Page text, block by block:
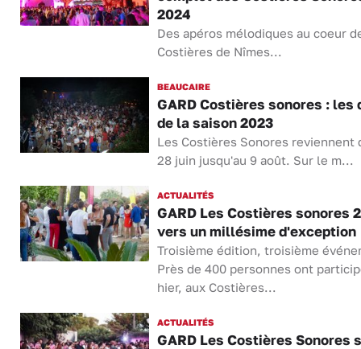
2024
Des apéros mélodiques au coeur
Costières de Nîmes...
BEAUCAIRE
GARD Costières sonores : les
de la saison 2023
Les Costières Sonores reviennent
28 juin jusqu'au 9 août. Sur le m...
ACTUALITÉS
GARD Les Costières sonores
vers un millésime d'exception
Troisième édition, troisième
Près de 400 personnes ont
hier, aux Costières...
ACTUALITÉS
GARD Les Costières Sonores